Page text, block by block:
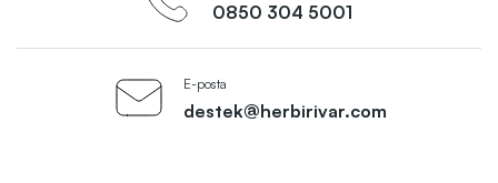
0850 304 5001
E-posta
destek@herbirivar.com